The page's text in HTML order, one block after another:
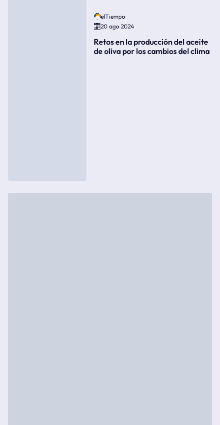
elTiempo
20 ago 2024
Retos en la producción del aceite
de oliva por los cambios del clima